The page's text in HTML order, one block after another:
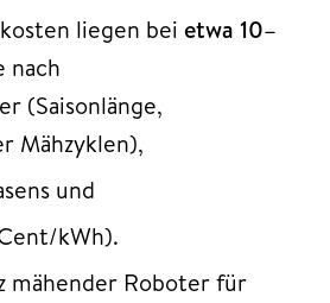
liegen bei etwa 10–
nach
(Saisonlänge,
Mähzyklen),
und
kWh).
mähender Roboter für